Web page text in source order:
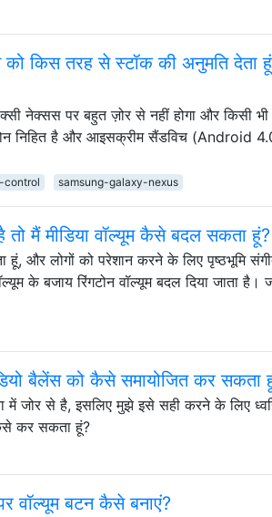
किस तरह से स्टॉक की अनुमति देता
नेक्सस पर बहुत ज़ोर से नहीं होगा और किसी भी
निहित है और आइसक्रीम सैंडविच (Android
control samsung-galaxy-nexus
तो मैं मीडिया वॉल्यूम कैसे बदल सकता हूं?
और लोगों को परेशान करने के लिए पृष्ठभूमि
के बजाय रिंगटोन वॉल्यूम बदल दिया जाता
बैलेंस को कैसे समायोजित कर सकता
जोर से है, इसलिए मुझे इसे सही करने के लिए
कर सकता हूं?
वॉल्यूम बटन कैसे बनाएं?